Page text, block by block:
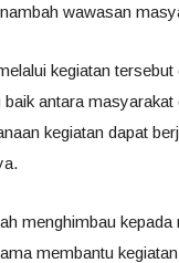
wawasan
kegiatan tersebut
antara
kegiatan dapat
menghimbau kepada
membantu